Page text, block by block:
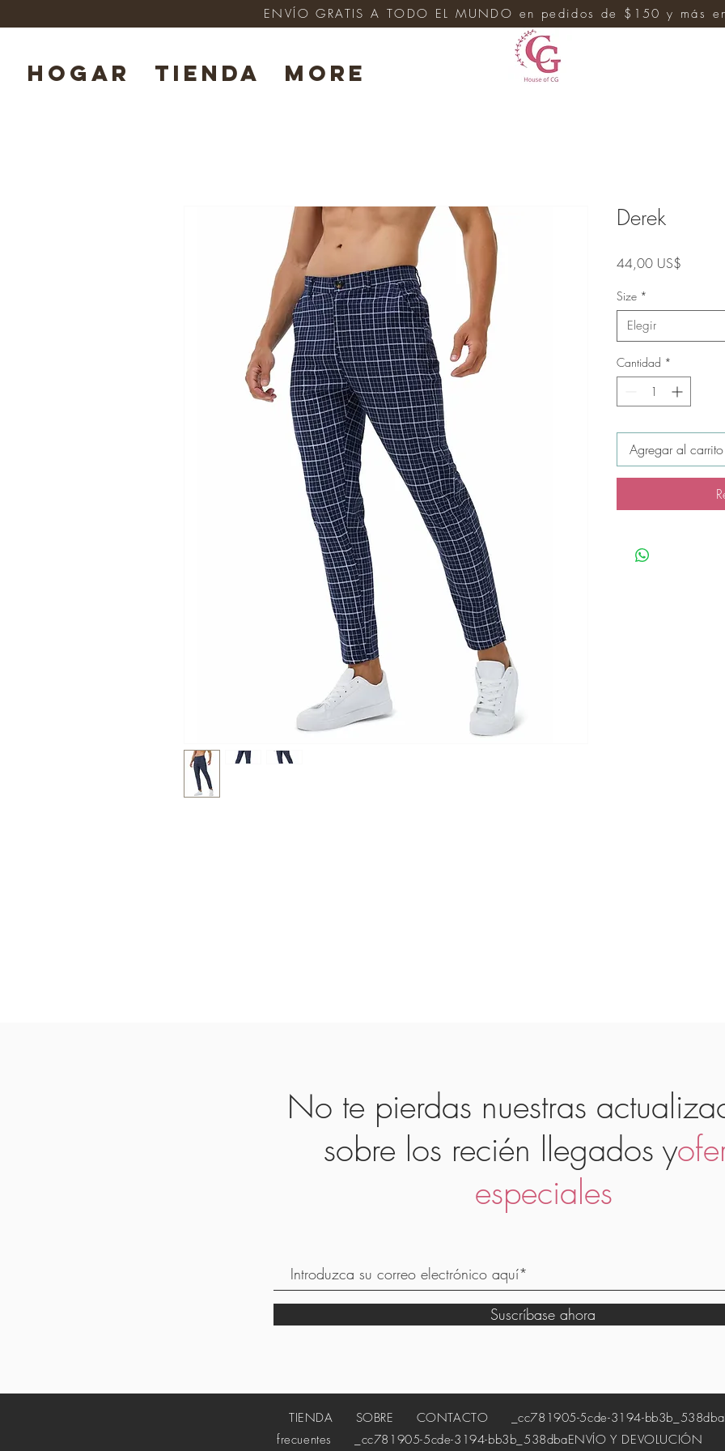
HOGAR TIENDA More
ENVÍO GRATIS A TODO EL MUNDO en pedidos de $150 y más
Derek
44,00 US$
Size *
Elegir
Cantidad *
Agregar al carrito
No te pierdas nuestras
sobre los recién llegados y
especiales
Suscríbase ahora
TIENDA SOBRE CONTACTO _cc781905-5cde-3194-bb3b_538dba
frecuentes
_cc781905-5cde-3194-bb3b_538dbaENVÍO Y DEVOLUCIÓN